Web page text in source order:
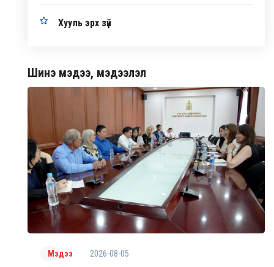
Хууль эрх зүй
Шинэ мэдээ, мэдээлэл
Мэдээ 2026-08-05